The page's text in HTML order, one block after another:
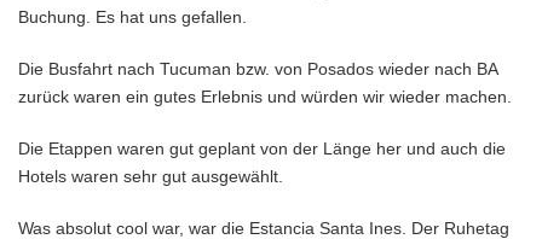
Buchung. Es hat uns gefallen.
Die Busfahrt nach Tucuman bzw. von Posados wieder nach BA
zurück waren ein gutes Erlebnis und würden wir wieder machen.
Die Etappen waren gut geplant von der Länge her und auch die
Hotels waren sehr gut ausgewählt.
Was absolut cool war, war die Estancia Santa Ines. Der Ruhetag